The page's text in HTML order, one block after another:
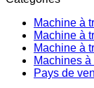
Machine à
Machine à
Machine à
Machines
Pays de